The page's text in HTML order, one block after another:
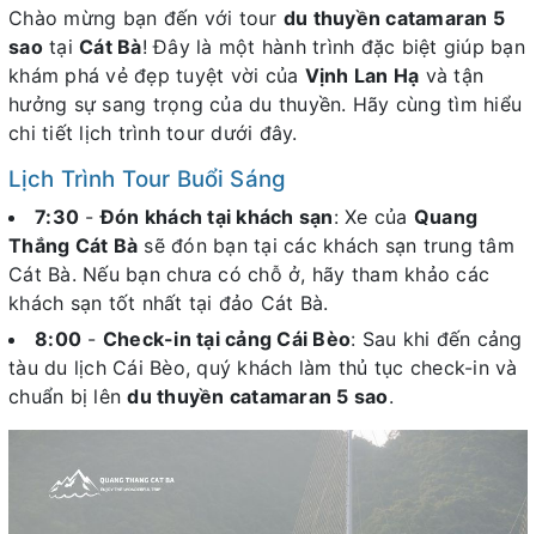
Chào mừng bạn đến với tour du thuyền catamaran 5
saotại Cát Bà! Đây là một hành trình đặc biệt giúp bạn
khám phá vẻ đẹp tuyệt vời của Vịnh Lan Hạ và tận
hưởng sự sang trọng của du thuyền. Hãy cùng tìm hiểu
chi tiết lịch trình tour dưới đây.
Lịch Trình Tour Buổi Sáng
7:30 -Đón khách tại khách sạn: Xe của Quang
Thắng Cát Bà sẽ đón bạn tại các khách sạn trung tâm
Cát Bà. Nếu bạn chưa có chỗ ở, hãy tham khảo các
khách sạn tốt nhất tại đảo Cát Bà.
8:00 - Check-in tại cảng Cái Bèo: Sau khi đến cảng
tàu du lịch Cái Bèo, quý khách làm thủ tục check-in và
chuẩn bị lêndu thuyền catamaran 5 sao.